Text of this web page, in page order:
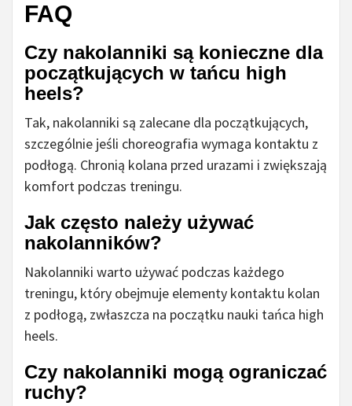
FAQ
Czy nakolanniki są konieczne dla
początkujących w tańcu high
heels?
Tak, nakolanniki są zalecane dla początkujących,
szczególnie jeśli choreografia wymaga kontaktu z
podłogą. Chronią kolana przed urazami i zwiększają
komfort podczas treningu.
Jak często należy używać
nakolanników?
Nakolanniki warto używać podczas każdego
treningu, który obejmuje elementy kontaktu kolan
z podłogą, zwłaszcza na początku nauki tańca high
heels.
Czy nakolanniki mogą ograniczać
ruchy?